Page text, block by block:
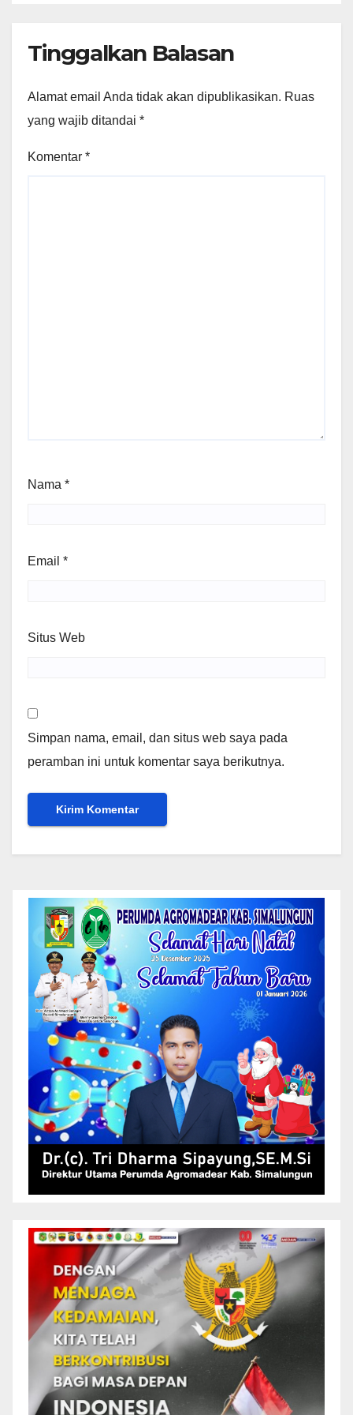
Tinggalkan Balasan
Alamat email Anda tidak akan dipublikasikan. Ruas
yang wajib ditandai *
Komentar *
Nama *
Email *
Situs Web
Simpan nama, email, dan situs web saya pada
peramban ini untuk komentar saya berikutnya.